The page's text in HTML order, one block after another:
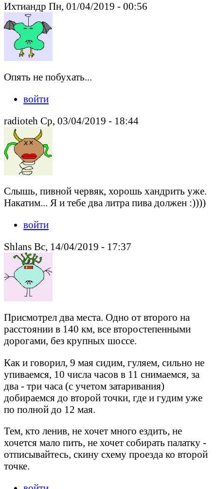
Ихтиандр Пн, 01/04/2019 - 00:56
Опять не побухать...
войти
radioteh Ср, 03/04/2019 - 18:44
Слышь, пивной червяк, хорошь хандрить уже.
Накатим... Я и тебе два литра пива должен :))))
войти
Shlans Вс, 14/04/2019 - 17:37
Присмотрел два места. Одно от второго на
расстоянии в 140 км, все второстепенными
дорогами, без крупных шоссе.
Как и говорил, 9 мая сидим, гуляем, сильно не
упиваемся, 10 числа часов в 11 снимаемся, за
два - три часа (с учетом затаривания)
добираемся до второй точки, где и гудим уже
по полной до 12 мая.
Тем, кто ленив, не хочет много ездить, не
хочется мало пить, не хочет собирать палатку -
отписывайтесь, скину схему проезда ко второй
точке.